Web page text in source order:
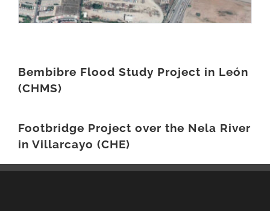
Bembibre Flood Study Project in León
(CHMS)
Footbridge Project over the Nela River
in Villarcayo (CHE)